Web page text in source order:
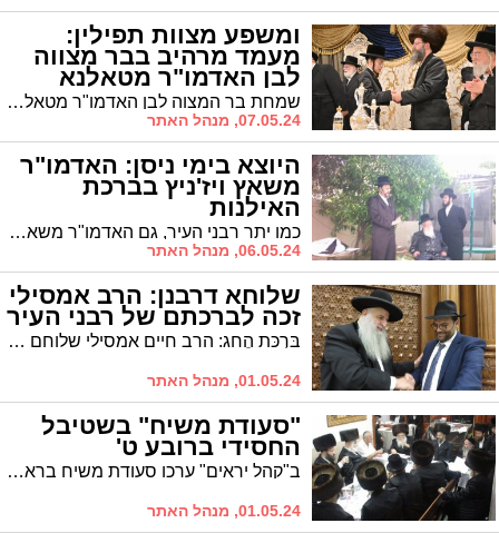
ומשפע מצוות תפילין:
מעמד מרהיב בבר מצווה
לבן האדמו"ר מטאלנא
(וידאו) שמחת בר המצוה לבן האדמו"ר מטאלנא שליט"א נחוגה בשילוב חנוכת הבית להיכל בית המדרש שנחנך לראשונה. צפו בגלריה ממצלמתו של הצלם האשדודי יהושע פרוכטר
07.05.24, מנהל האתר
היוצא בימי ניסן: האדמו"ר
משאץ ויז'ניץ בברכת
האילנות
כמו יתר רבני העיר, גם האדמו"ר משאץ חיפה הגיע לברך האילנות בבית בנו, אב"ד "קהל יראים"
06.05.24, מנהל האתר
שלוחא דרבנן: הרב אמסילי
זכה לברכתם של רבני העיר
בִּרְכַּת הֶחָג: הרב חיים אמסילי שלוחם של גדולי התורה, הממונה חינוך תורני וחבר מועצת העיר התקבל בברכה אצל גדולי התורה ורבני האיחוד במהלך ימי חול המועד | הרבנים הוקירו את פעולותיו הברוכות בתחומים רבים במשך שנים רבות מתוך מסירות ואחריות
01.05.24, מנהל האתר
"סעודת משיח" בשטיבל
החסידי ברובע ט'
ב"קהל יראים" ערכו סעודת משיח בראשות רב הקהילה, הגר"ב הגר
01.05.24, מנהל האתר